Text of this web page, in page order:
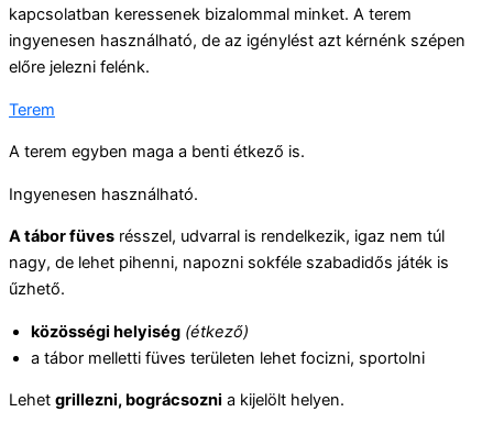
kapcsolatban keressenek bizalommal minket. A terem
ingyenesen használható, de az igénylést azt kérnénk szépen
előre jelezni felénk.
Terem
A terem egyben maga a benti étkező is.
Ingyenesen használható.
A tábor füves résszel, udvarral is rendelkezik, igaz nem túl
nagy, de lehet pihenni, napozni sokféle szabadidős játék is
űzhető.
közösségi helyiség (étkező)
a tábor melletti füves területen lehet focizni, sportolni
Lehet grillezni, bográcsozni a kijelölt helyen.